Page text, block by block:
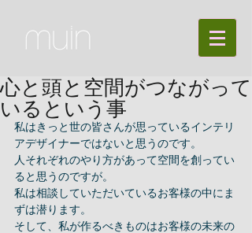
心と頭と空間がつながって
いるという事
私はきっと世の皆さんが思っているインテリ
アデザイナーではないと思うのです。
人それぞれのやり方があって空間を創ってい
ると思うのですが。
私は相談していただいているお客様の中にま
ずは潜ります。
そして、私が作るべきものはお客様の未来の